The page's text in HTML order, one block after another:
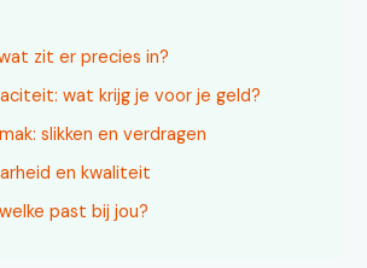
zit er precies in?
wat krijg je voor je geld?
slikken en verdragen
en kwaliteit
past bij jou?